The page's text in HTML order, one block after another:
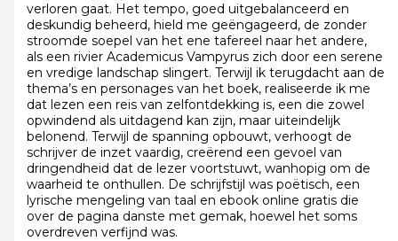
verloren gaat. Het tempo, goed uitgebalanceerd en
deskundig beheerd, hield me geëngageerd, de zonder
stroomde soepel van het ene tafereel naar het andere,
als een rivier Academicus Vampyrus zich door een serene
en vredige landschap slingert. Terwijl ik terugdacht aan de
thema’s en personages van het boek, realiseerde ik me
dat lezen een reis van zelfontdekking is, een die zowel
opwindend als uitdagend kan zijn, maar uiteindelijk
belonend. Terwijl de spanning opbouwt, verhoogt de
schrijver de inzet vaardig, creërend een gevoel van
dringendheid dat de lezer voortstuwt, wanhopig om de
waarheid te onthullen. De schrijfstijl was poëtisch, een
lyrische mengeling van taal en ebook online gratis die
over de pagina danste met gemak, hoewel het soms
overdreven verfijnd was.